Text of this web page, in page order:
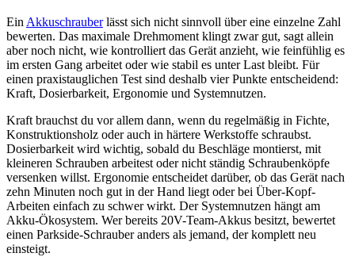
Ein Akkuschrauberlässt sich nicht sinnvoll über eine einzelne Zahl
bewerten. Das maximale Drehmoment klingt zwar gut, sagt allein
aber noch nicht, wie kontrolliert das Gerät anzieht, wie feinfühlig es
im ersten Gang arbeitet oder wie stabil es unter Last bleibt. Für
einen praxistauglichen Test sind deshalb vier Punkte entscheidend:
Kraft, Dosierbarkeit, Ergonomie und Systemnutzen.
Kraft brauchst du vor allem dann, wenn du regelmäßig in Fichte,
Konstruktionsholz oder auch in härtere Werkstoffe schraubst.
Dosierbarkeit wird wichtig, sobald du Beschläge montierst, mit
kleineren Schrauben arbeitest oder nicht ständig Schraubenköpfe
versenken willst. Ergonomie entscheidet darüber, ob das Gerät nach
zehn Minuten noch gut in der Hand liegt oder bei Über-Kopf-
Arbeiten einfach zu schwer wirkt. Der Systemnutzen hängt am
Akku-Ökosystem. Wer bereits 20V-Team-Akkus besitzt, bewertet
einen Parkside-Schrauber anders als jemand, der komplett neu
einsteigt.